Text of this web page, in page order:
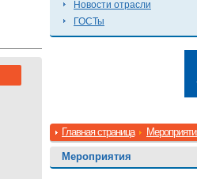
Новости отрасли
ГОСТы
Главная страница
Мероприятия